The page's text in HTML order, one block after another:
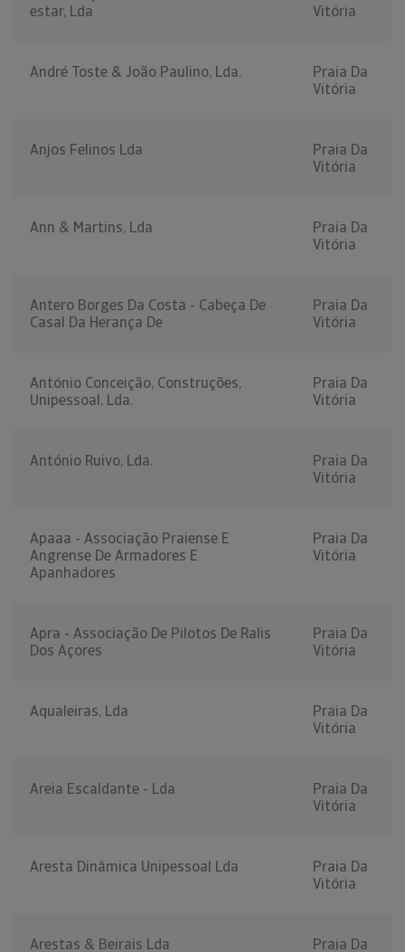
estar, Lda
Vitória
André Toste & João Paulino, Lda.
Praia Da
Vitória
Anjos Felinos Lda
Praia Da
Vitória
Ann & Martins, Lda
Praia Da
Vitória
Antero Borges Da Costa - Cabeça De
Casal Da Herança De
Praia Da
Vitória
António Conceição, Construções,
Unipessoal, Lda.
Praia Da
Vitória
António Ruivo, Lda.
Praia Da
Vitória
Apaaa - Associação Praiense E
Angrense De Armadores E
Apanhadores
Praia Da
Vitória
Apra - Associação De Pilotos De Ralis
Dos Açores
Praia Da
Vitória
Aqualeiras, Lda
Praia Da
Vitória
Areia Escaldante - Lda
Praia Da
Vitória
Aresta Dinâmica Unipessoal Lda
Praia Da
Vitória
Arestas & Beirais Lda Praia Da